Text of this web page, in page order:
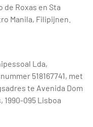
de Roxas en Sta
Manila, Filipijnen.
Lda,
518167741, met
te Avenida Dom
1990-095 Lisboa